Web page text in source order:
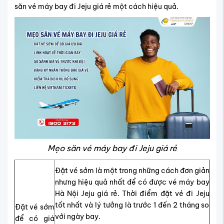
săn vé máy bay đi Jeju giá rẻ một cách hiệu quả.
Mẹo săn vé máy bay đi Jeju giá rẻ
Đặt vé sớm
để có giá
Đặt vé sớm là một trong những cách đơn giản
nhưng hiệu quả nhất để có được vé máy bay
Hà Nội Jeju giá rẻ. Thời điểm đặt vé đi Jeju
tốt nhất và lý tưởng là trước 1 đến 2 tháng so
với ngày bay.